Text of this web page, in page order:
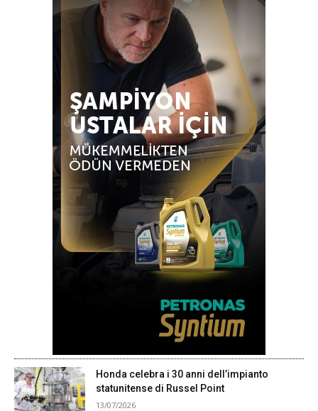
Honda celebra i 30 anni dell’impianto
statunitense di Russel Point
13/07/2026